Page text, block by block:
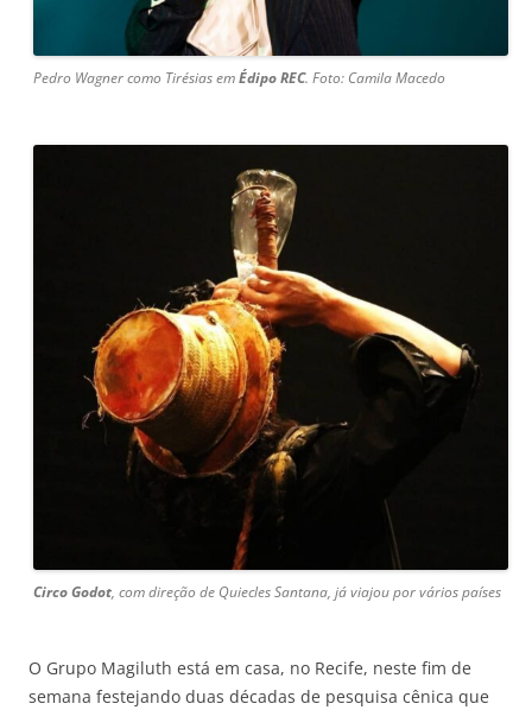
Pedro Wagner como Tirésias emÉdipo REC. Foto: Camila Macedo
Circo Godot, com direção de Quiecles Santana, já viajou por vários países
O Grupo Magiluth está em casa, no Recife, neste fim de
semana festejando duas décadas de pesquisa cênica que